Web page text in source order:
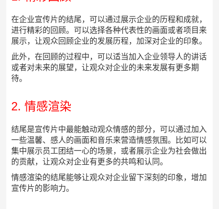
在企业宣传片的结尾，可以通过展示企业的历程和成就，
进行精彩的回顾。可以选择各种代表性的画面或者项目来
展示，让观众回顾企业的发展历程，加深对企业的印象。
此外，在回顾的过程中，可以适当加入企业领导人的讲话
或者对未来的展望，让观众对企业的未来发展有更多期
待。
2. 情感渲染
结尾是宣传片中最能触动观众情感的部分，可以通过加入
一些温馨、感人的画面和音乐来营造情感氛围。比如可以
集中展示员工团结一心的场景，或者展示企业为社会做出
的贡献，让观众对企业有更多的共鸣和认同。
情感渲染的结尾能够让观众对企业留下深刻的印象，增加
宣传片的影响力。